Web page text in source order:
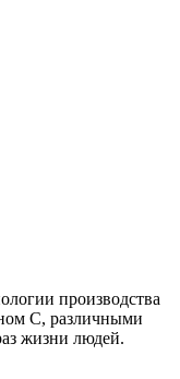
производства
C, различными
жизни людей.